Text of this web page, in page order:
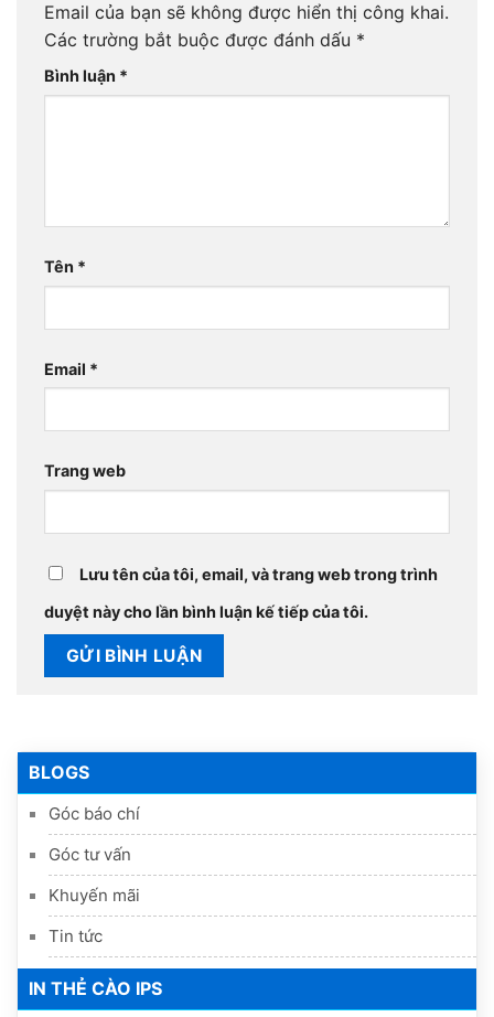
BLOGS
Góc báo chí
Góc tư vấn
Khuyến mãi
Tin tức
IN THẺ CÀO IPS
Email của bạn sẽ không được hiển thị công khai.
Các trường bắt buộc được đánh dấu *
Bình luận *
Tên *
Email *
Trang web
Lưu tên của tôi, email, và trang web trong trình
duyệt này cho lần bình luận kế tiếp của tôi.